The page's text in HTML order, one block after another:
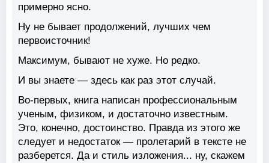
примерно ясно.
Ну не бывает продолжений, лучших чем
первоисточник!
Максимум, бывают не хуже. Но редко.
И вы знаете — здесь как раз этот случай.
Во-первых, книга написан профессиональным
ученым, физиком, и достаточно известным.
Это, конечно, достоинство. Правда из этого же
следует и недостаток — пролетарий в тексте не
разберется. Да и стиль изложения... ну, скажем